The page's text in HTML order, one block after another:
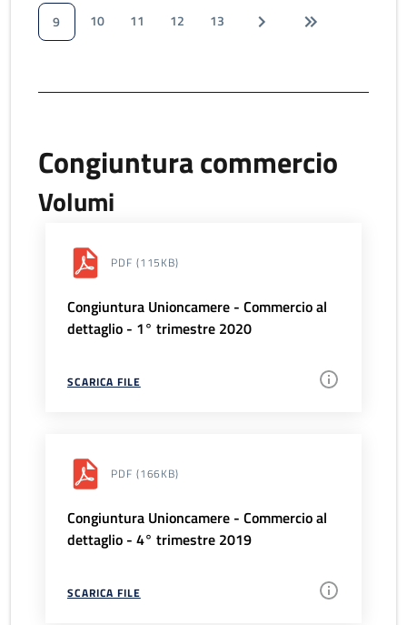
9
10 11 12 13
Congiuntura commercio
Volumi
PDF (115KB)
Congiuntura Unioncamere - Commercio al
dettaglio - 1° trimestre 2020
SCARICA FILE
PDF (166KB)
Congiuntura Unioncamere - Commercio al
dettaglio - 4° trimestre 2019
SCARICA FILE